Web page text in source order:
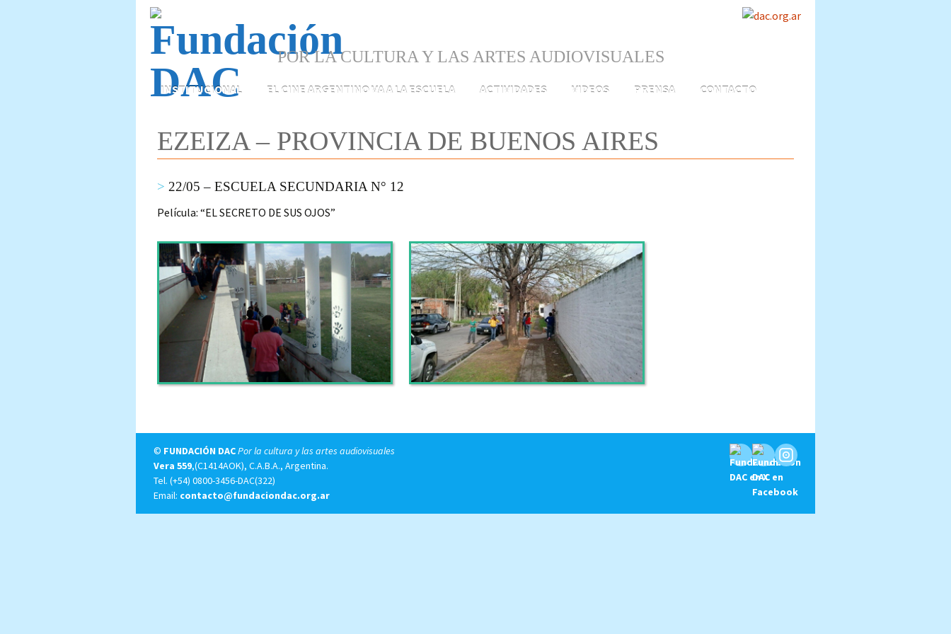
POR LA CULTURA Y LAS ARTES AUDIOVISUALES
INSTITUCIONAL EL CINE ARGENTINO VA A LA ESCUELA ACTIVIDADES VIDEOS PRENSA CONTACTO
EZEIZA – PROVINCIA DE BUENOS AIRES
22/05 – ESCUELA SECUNDARIA N° 12
Película: “EL SECRETO DE SUS OJOS”
© FUNDACIÓN DACPor la cultura y las artes audiovisuales
Vera 559,(C1414AOK), C.A.B.A., Argentina.
Tel. (+54) 0800-3456-DAC(322)
Email: contacto@fundaciondac.org.ar